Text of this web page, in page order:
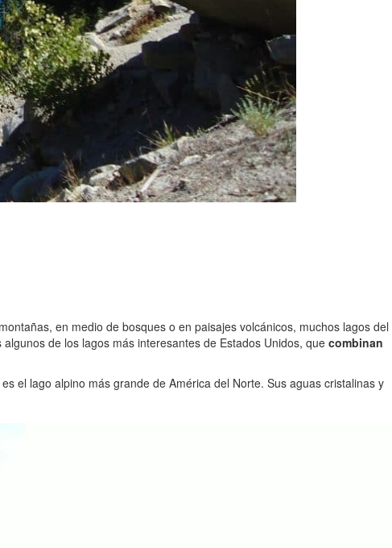
en medio de bosques o en paisajes volcánicos, muchos lagos del
de los lagos más interesantes de Estados Unidos, que combinan
el lago alpino más grande de América del Norte. Sus aguas cristalinas y